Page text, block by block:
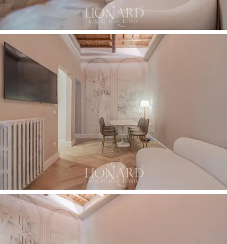
Wnętrze tego wspaniałego apartamentu jest efektem
dokładnego projektu renowacji, który łączy
tradycyjną estetykę z nowoczesnym wzornictwem. Po
wejściu wita nas wyrafinowana atmosfera, która
prowadzi do salonu, przytulnej przestrzeni wyposażonej
marmurowy stół dla sześciu osób i elegancką
designerską sofę. Ściany ozdobione artystyczną tapetą
podkreślają poczucie przebywania w ekskluzywnym
otoczeniu. Dalej wchodzimy do nowoczesnej
wyposażonej w płytę indukcyjną. Część sypialna oferuje
trzy przestronne sypialnie dwuosobowe z ręcznie
wykonanymi łóżkami dla maksymalnego komfortu.
Każdy pokój jest wzbogacony o luksusowe detale,
takie jak odsłonięte drewniane belki, węgierskie podłogi
w jodełkę i dźwiękoszczelne dębowe okna. Łazienki
obejmują
kabiny prysznicowe
całkowitego relaksu.